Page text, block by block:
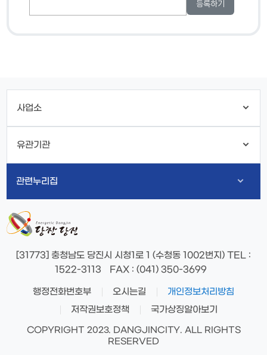
사업소
유관기관
관련누리집
[31773] 충청남도 당진시 시청1로 1 (수청동 1002번지) TEL :
1522-3113
FAX: (041) 350-3699
행정전화번호부 오시는길
개인정보처리방침
저작권보호정책
국가상징알아보기
COPYRIGHT 2023. DANGJINCITY. ALL RIGHTS
RESERVED